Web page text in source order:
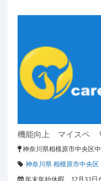
機能向上 マイスペ
神奈川県相模原市中央区
神奈川県 相模原市中央区
年末年始休暇 12月31日